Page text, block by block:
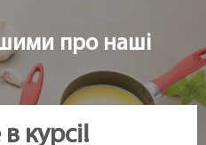
про наші
курсі!